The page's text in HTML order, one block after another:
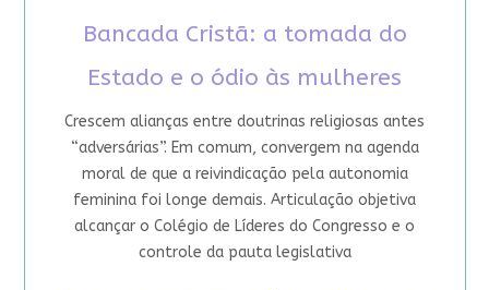
Bancada Cristã: a tomada do
Estado e o ódio às mulheres
Crescem alianças entre doutrinas religiosas antes
“adversárias”. Em comum, convergem na agenda
moral de que a reivindicação pela autonomia
feminina foi longe demais. Articulação objetiva
alcançar o Colégio de Líderes do Congresso e o
controle da pauta legislativa